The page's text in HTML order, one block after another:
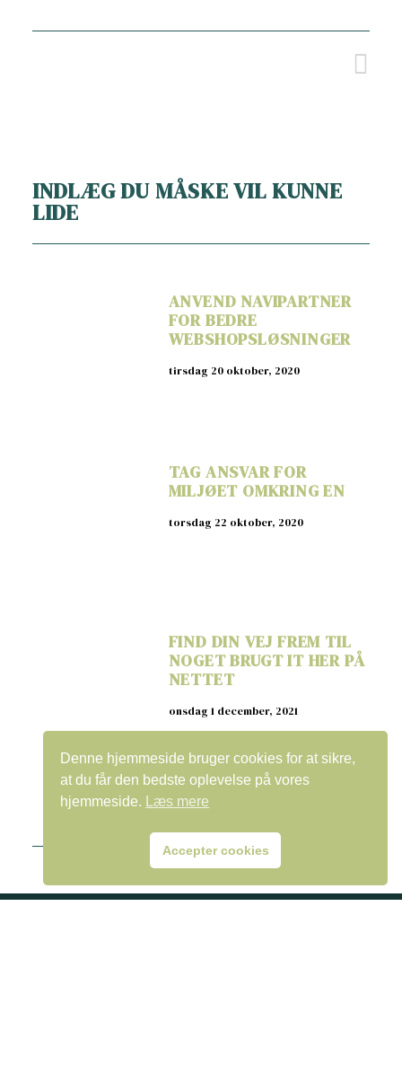
INDLÆG DU MÅSKE VIL KUNNE
LIDE
ANVEND NAVIPARTNER
FOR BEDRE
WEBSHOPSLØSNINGER
tirsdag 20 oktober, 2020
TAG ANSVAR FOR
MILJØET OMKRING EN
torsdag 22 oktober, 2020
FIND DIN VEJ FREM TIL
NOGET BRUGT IT HER PÅ
NETTET
onsdag 1 december, 2021
Denne hjemmeside bruger cookies for at sikre,
at du får den bedste oplevelse på vores
hjemmeside.
Læs mere
Accepter cookies